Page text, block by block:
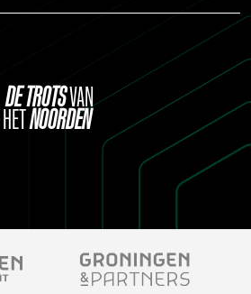
DETROTSVAN
HETNOORDEN